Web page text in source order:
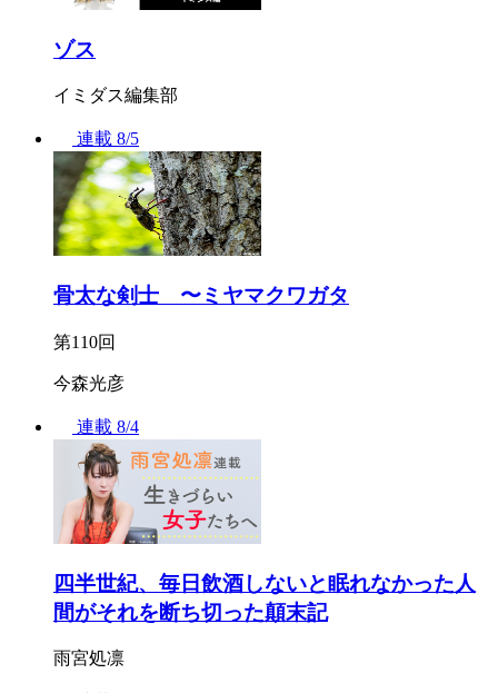
ゾス
イミダス編集部
連載 8/5
骨太な剣士 〜ミヤマクワガタ
第110回
今森光彦
連載 8/4
四半世紀、毎日飲酒しないと眠れなかった人
間がそれを断ち切った顛末記
雨宮処凛